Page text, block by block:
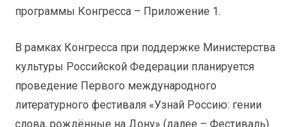
программы Конгресса – Приложение 1.
В рамках Конгресса при поддержке Министерства
культуры Российской Федерации планируется
проведение Первого международного
литературного фестиваля «Узнай Россию: гении
слова, рождённые на Дону» (далее – Фестиваль).